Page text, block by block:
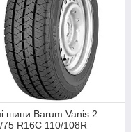
шини Barum Vanis 2
75 R16C 110/108R